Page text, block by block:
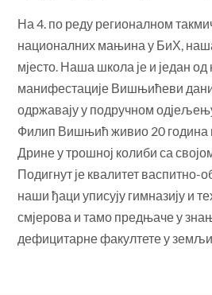
На 4. по реду регионалном
националних мањина у БиХ,
мјесто. Наша школа је и један од
манифестације Вишњићеви дани
одржавају у подручном
Филип Вишњић живио 20 година
Дрине у трошној колиби са
Подигнут је квалитет васпитно-
наши ђаци уписују гимназију и
смјерова и тамо предњаче у
дефицитарне факултете у